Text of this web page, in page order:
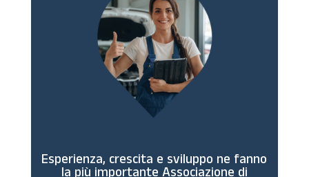
Esperienza, crescita e sviluppo ne fanno